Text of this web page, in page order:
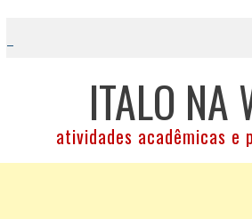
content
ITALO NA
atividades acadêmicas e